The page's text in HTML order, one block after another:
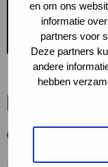
en om ons
informatie
partners voor
Deze partners
andere
hebben
Meer